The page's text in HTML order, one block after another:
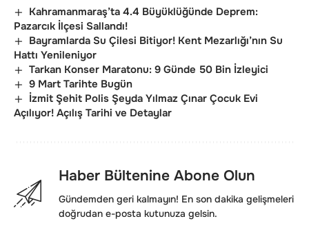
Kahramanmaraş’ta 4.4 Büyüklüğünde Deprem:
Pazarcık İlçesi Sallandı!
Bayramlarda Su Çilesi Bitiyor! Kent Mezarlığı’nın Su
Hattı Yenileniyor
Tarkan Konser Maratonu: 9 Günde 50 Bin İzleyici
9 Mart Tarihte Bugün
İzmit Şehit Polis Şeyda Yılmaz Çınar Çocuk Evi
Açılıyor! Açılış Tarihi ve Detaylar
Haber Bültenine Abone Olun
Gündemden geri kalmayın! En son dakika gelişmeleri
doğrudan e-posta kutunuza gelsin.